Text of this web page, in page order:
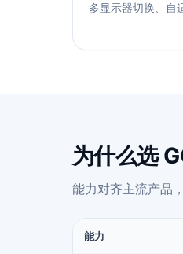
多显示器切换、自
为什么选
能力对齐主流产品
能力